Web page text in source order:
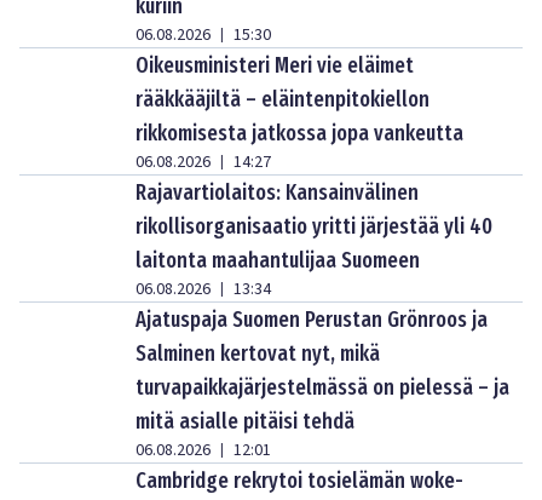
kuriin
06.08.2026 | 15:30
Oikeusministeri Meri vie eläimet
rääkkääjiltä – eläintenpitokiellon
rikkomisesta jatkossa jopa vankeutta
06.08.2026 | 14:27
Rajavartiolaitos: Kansainvälinen
rikollisorganisaatio yritti järjestää yli 40
laitonta maahantulijaa Suomeen
06.08.2026 | 13:34
Ajatuspaja Suomen Perustan Grönroos ja
Salminen kertovat nyt, mikä
turvapaikkajärjestelmässä on pielessä – ja
mitä asialle pitäisi tehdä
06.08.2026 | 12:01
Cambridge rekrytoi tosielämän woke-